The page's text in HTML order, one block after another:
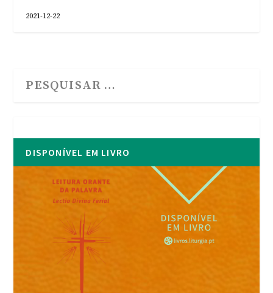
2021-12-22
DISPONÍVEL EM LIVRO